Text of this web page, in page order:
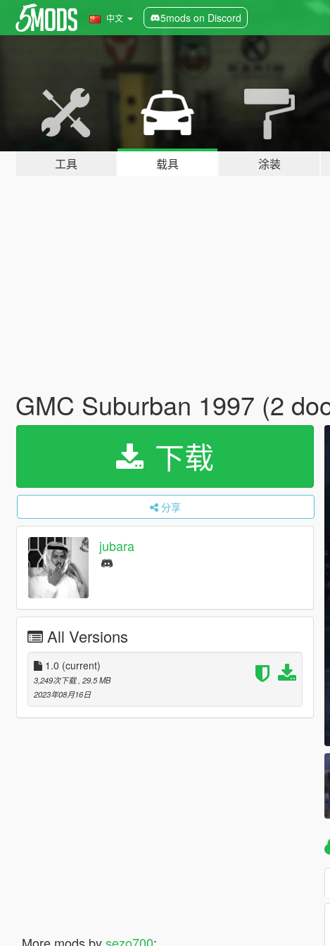
中文 5mods on Discord
工具 载具 涂装
GMC Suburban 1997 (2
下载
分享
jubara
All Versions
1.0 (current)
3,249次下载 , 29.5 MB
2023年08月16日
More mods bysezo700: